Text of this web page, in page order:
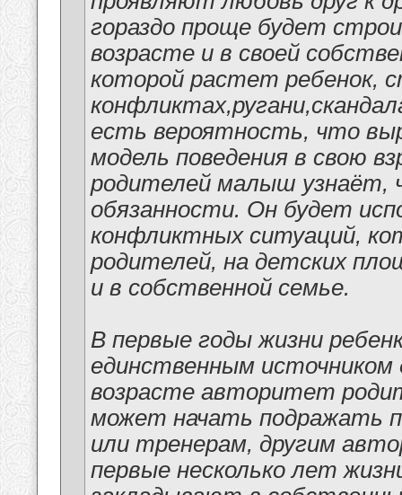
гораздо проще будет
возрасте и в своей
которой растет ребенок,
есть вероятность, что
модель поведения в свою
родителей малыш узнаёт,
обязанности. Он будет
конфликтных ситуаций,
родителей, на детских
и в собственной семье.
В первые годы жизни
единственным источником
возрасте авторитет
может начать подражать
или тренерам, другим
первые несколько лет